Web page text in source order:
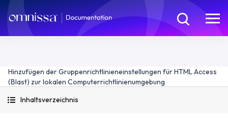
Hinzufügen der Gruppenrichtlinieneinstellungen für HTML Access
(Blast) zur lokalen Computerrichtlinienumgebung
Inhaltsverzeichnis